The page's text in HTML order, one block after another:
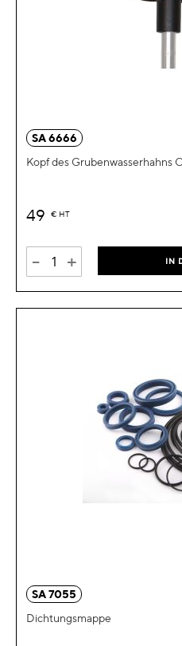
SA 6666
Kopf des Grubenwasserhahns
49 € HT
- + IN
SA 7055
Dichtungsmappe